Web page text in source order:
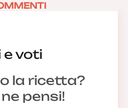
voti
la ricetta?
pensi!